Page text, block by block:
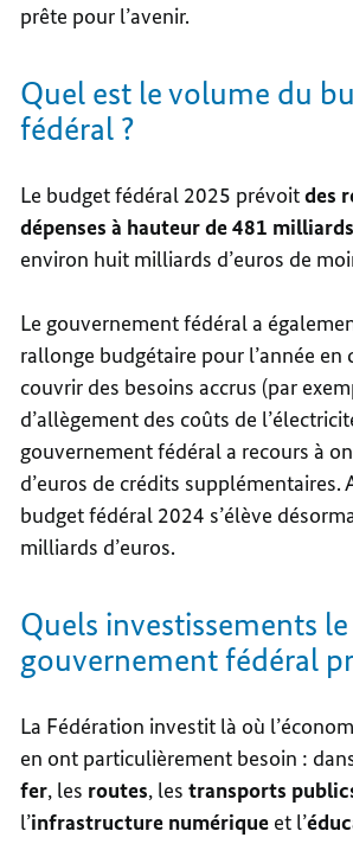
prête pour l’avenir.
Quel est le volume du
fédéral ?
Le budget fédéral 2025 prévoitdes
dépenses à hauteur de 481 milliards
environ huit milliards d’euros de
Le gouvernement fédéral a
rallonge budgétaire pour l’année en
couvrir des besoins accrus (par
d’allègement des coûts de
gouvernement fédéral a recours à
d’euros de crédits supplémentaires.
budget fédéral 2024 s’élève
milliards d’euros.
Quels investissements le
gouvernement fédéral
La Fédération investit là où
en ont particulièrement besoin :
fer, les routes, lestransports
l’infrastructure numérique et l’